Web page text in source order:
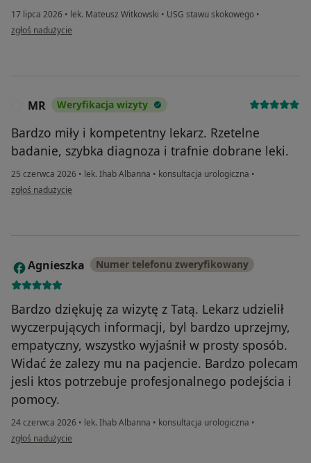
17 lipca 2026 • lek. Mateusz Witkowski • USG stawu skokowego •
w opinii użytkownika Beata
zgłoś nadużycie
MR Weryfikacja wizyty
Bardzo miły i kompetentny lekarz. Rzetelne
badanie, szybka diagnoza i trafnie dobrane leki.
25 czerwca 2026 • lek. Ihab Albanna • konsultacja urologiczna •
w opinii użytkownika MR
zgłoś nadużycie
A Agnieszka Numer telefonu zweryfikowany
Bardzo dziękuję za wizytę z Tatą. Lekarz udzielił
wyczerpujących informacji, byl bardzo uprzejmy,
empatyczny, wszystko wyjaśnił w prosty sposób.
Widać że zalezy mu na pacjencie. Bardzo polecam
jesli ktos potrzebuje profesjonalnego podejścia i
pomocy.
24 czerwca 2026 • lek. Ihab Albanna • konsultacja urologiczna •
w opinii użytkownika Agnieszka
zgłoś nadużycie